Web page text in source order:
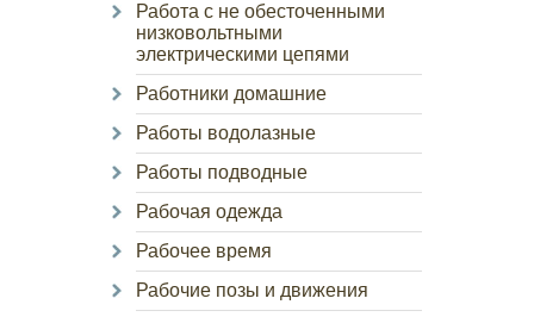
Работа с не обесточенными
низковольтными
электрическими цепями
Работники домашние
Работы водолазные
Работы подводные
Рабочая одежда
Рабочее время
Рабочие позы и движения